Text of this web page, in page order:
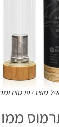
מוצרי פרסום